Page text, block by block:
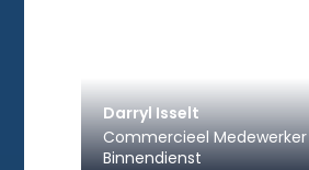
Darryl Isselt
Commercieel Medewerker
Binnendienst